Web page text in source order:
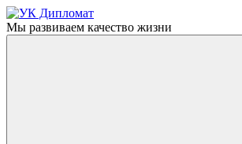
Мы развиваем качество жизни